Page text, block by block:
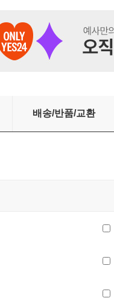
배송/반품/교환